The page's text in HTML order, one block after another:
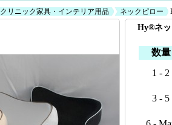
クリニック家具・インテリア用品 ネックピロー
Hy®ネッ
数量
1 - 2
3 - 5